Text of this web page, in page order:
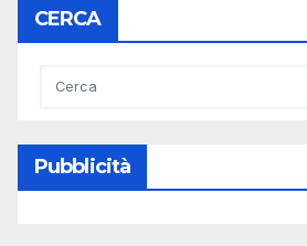
CERCA
Pubblicità